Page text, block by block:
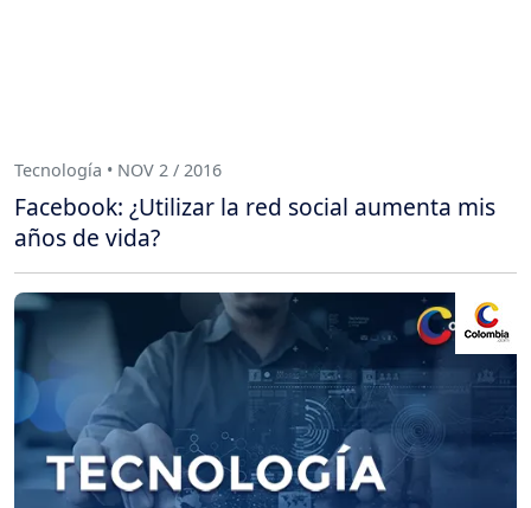
Tecnología • NOV 2 / 2016
Facebook: ¿Utilizar la red social aumenta mis
años de vida?